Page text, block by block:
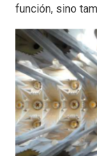
función, sino